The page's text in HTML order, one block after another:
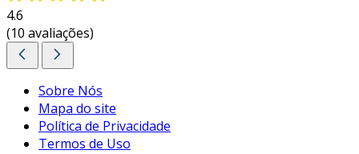
4.6
(10 avaliações)
Sobre Nós
Mapa do site
Política de Privacidade
Termos de Uso